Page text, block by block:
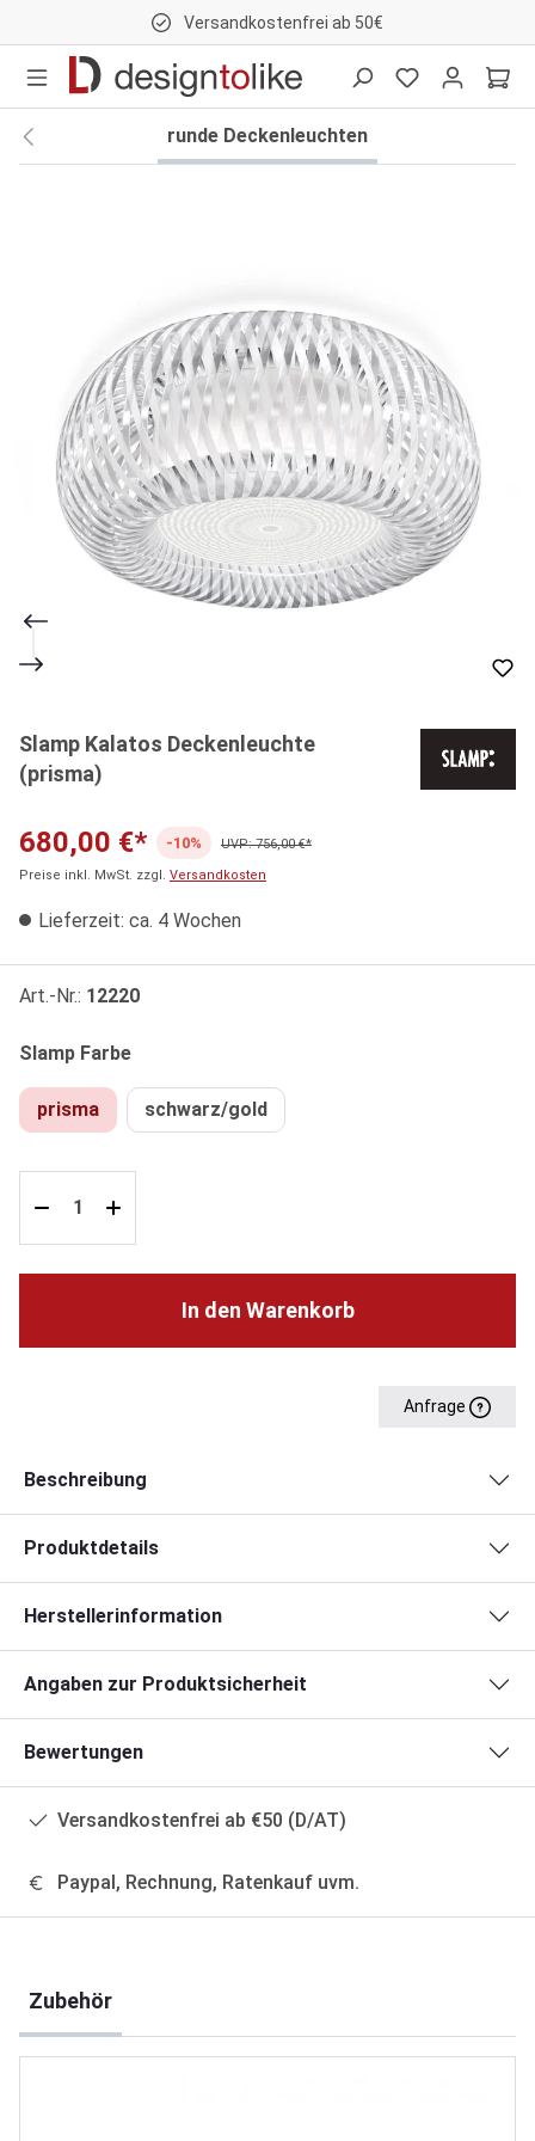
Versandkostenfrei ab 50€
runde Deckenleuchten
Slamp Kalatos Deckenleuchte
(prisma)
680,00 €* -10%
UVP: 756,00 €*
Preise inkl. MwSt. zzgl. Versandkosten
Lieferzeit: ca. 4 Wochen
Art.-Nr.: 12220
Slamp Farbeauswählen
prisma schwarz/gold
In den Warenkorb
Anfrage
Beschreibung
Produktdetails
Herstellerinformation
Angaben zur Produktsicherheit
Bewertungen
Versandkostenfrei ab €50 (D/AT)
Paypal, Rechnung, Ratenkauf uvm.
Zubehör